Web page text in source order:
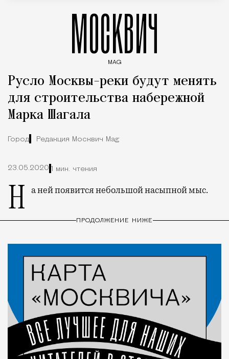
МОСКВИЧ
MAG
Русло Москвы-реки будут менять
для строительства набережной
Марка Шагала
Город Редакция Москвич Mag
23.05.2020 1 мин. чтения
На ней появится небольшой насыпной мыс.
ПРОДОЛЖЕНИЕ НИЖЕ